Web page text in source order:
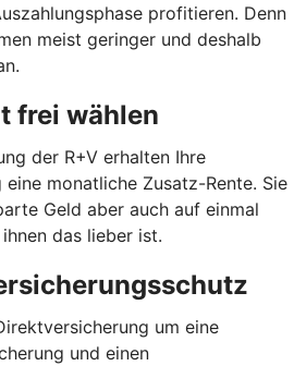
profitieren. Denn
meist geringer und deshalb
frei wählen
der R+V erhalten Ihre
monatliche Zusatz-Rente. Sie
Geld aber auch auf einmal
das lieber ist.
um eine
und einen